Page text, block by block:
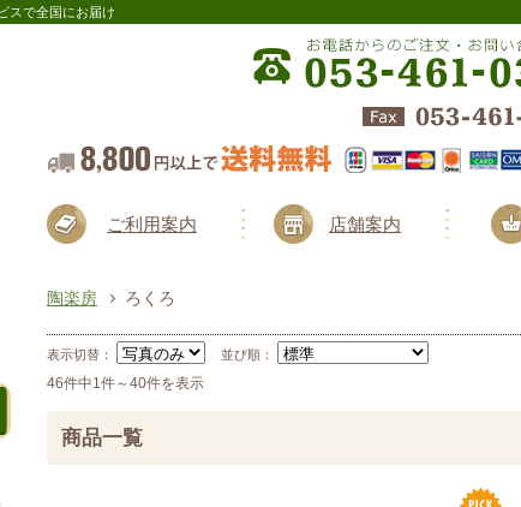
スで全国にお届け
ご利用案内 店舗案内
陶楽房 ろくろ
表示切替： 並び順：
46件中1件～40件を表示
商品一覧